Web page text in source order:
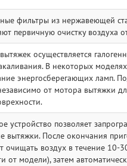
фильтры из нержавеющей
первичную очистку воздуха
осуществляется
В некоторых
энергосберегающих ламп.
от мотора вытяжки
устройство позволяет
вытяжки. После окончания
очищать воздух в течение 10-
от модели), затем